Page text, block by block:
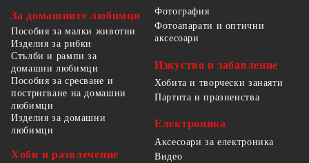
За домашните любимци
Пособия за малки животни
Изделия за рибки
Стълби и рампи за
домашни любимци
Пособия за сресване и
постригване на домашни
любимци
Изделия за домашни
любимци
Хоби и развлечение
Фотография
Фотоапарати и оптични
аксесоари
Изкуство и забавление
Хобита и творчески занаяти
Партита и празненства
Електроника
Аксесоари за електроника
Видео